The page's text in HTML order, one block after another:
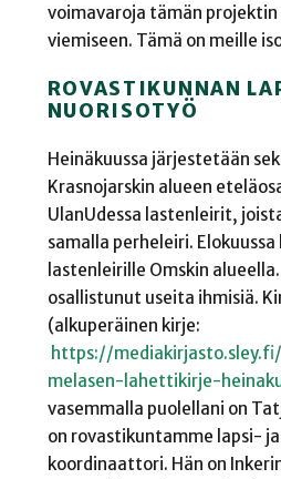
voimavaroja tämän
viemiseen. Tämä on meille
ROVASTIKUNNAN
NUORISOTYÖ
Heinäkuussa järjestetään
Krasnojarskin alueen
UlanUdessa lastenleirit,
samalla perheleiri.
lastenleirille Omskin
osallistunut useita ihmisiä.
(alkuperäinen kirje:
https://
melasen-lahettikirje-
vasemmalla puolellani on
on rovastikuntamme lapsi-
koordinaattori. Hän on